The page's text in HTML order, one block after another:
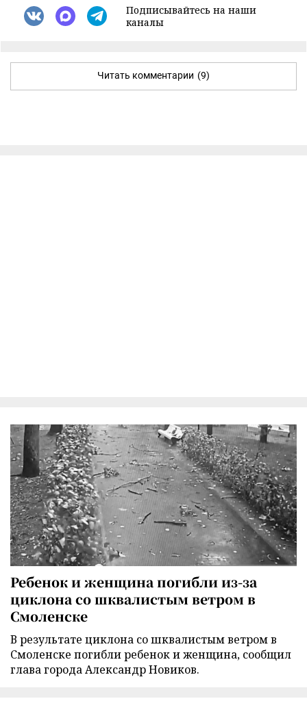
Подписывайтесь на наши
каналы
Читать комментарии (9)
Ребенок и женщина погибли из-за
циклона со шквалистым ветром в
Смоленске
В результате циклона со шквалистым ветром в
Смоленске погибли ребенок и женщина, сообщил
глава города Александр Новиков.